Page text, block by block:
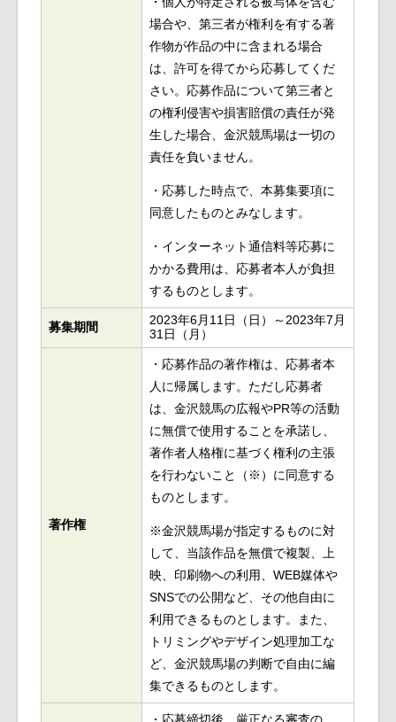
場合や、第三者が権利を有する著
作物が作品の中に含まれる場合
は、許可を得てから応募してくだ
さい。応募作品について第三者と
の権利侵害や損害賠償の責任が発
生した場合、金沢競馬場は一切の
責任を負いません。
・応募した時点で、本募集要項に
同意したものとみなします。
・インターネット通信料等応募に
かかる費用は、応募者本人が負担
するものとします。
募集期間
2023年6月11日（日）～2023年7月
31日（月）
著作権
・応募作品の著作権は、応募者本
人に帰属します。ただし応募者
は、金沢競馬の広報やPR等の活動
に無償で使用することを承諾し、
著作者人格権に基づく権利の主張
を行わないこと（※）に同意する
ものとします。
※金沢競馬場が指定するものに対
して、当該作品を無償で複製、上
映、印刷物への利用、WEB媒体や
SNSでの公開など、その他自由に
利用できるものとします。また、
トリミングやデザイン処理加工な
ど、金沢競馬場の判断で自由に編
集できるものとします。